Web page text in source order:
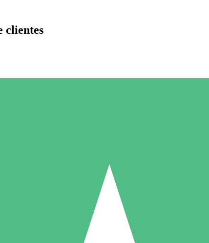
5 Descargas
15
clientes